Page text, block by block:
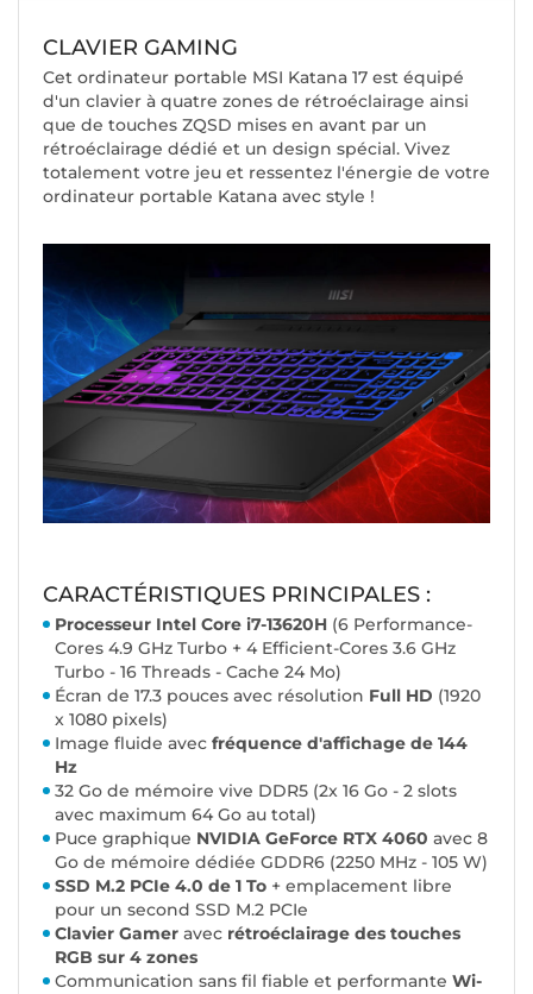
CLAVIER GAMING
Cet ordinateur portable MSI Katana 17 est équipé
d'un clavier à quatre zones de rétroéclairage ainsi
que de touches ZQSD mises en avant par un
rétroéclairage dédié et un design spécial. Vivez
totalement votre jeu et ressentez l'énergie de votre
ordinateur portable Katana avec style !
CARACTÉRISTIQUES PRINCIPALES :
Processeur Intel Core i7-13620H (6 Performance-
Cores 4.9 GHz Turbo + 4 Efficient-Cores 3.6 GHz
Turbo - 16 Threads - Cache 24 Mo)
Écran de 17.3 pouces avec résolution Full HD (1920
x 1080 pixels)
Image fluide avec fréquence d'affichage de 144
Hz
32 Go de mémoire vive DDR5 (2x 16 Go - 2 slots
avec maximum 64 Go au total)
Puce graphique NVIDIA GeForce RTX 4060 avec 8
Go de mémoire dédiée GDDR6 (2250 MHz - 105 W)
SSD M.2 PCIe 4.0 de 1 To + emplacement libre
pour un second SSD M.2 PCIe
Clavier Gamer avec rétroéclairage des touches
RGB sur 4 zones
Communication sans fil fiable et performante Wi-